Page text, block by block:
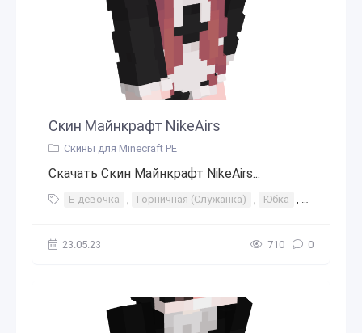
Скин Майнкрафт NikeAirs
Скины для Minecraft PE
Скачать Скин Майнкрафт NikeAirs...
Е-девочка , Горничная (Служанка) , Юбка , Женские
23.05.23 710 0